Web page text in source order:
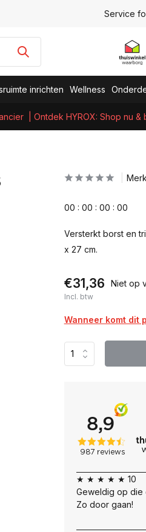
Service
inrichten Wellness
| Ontdek HYROX: Shop nu
00 : 00 : 00 : 00
Versterkt borst en
x 27 cm.
€31,36 Niet op
Incl. btw
Wanneer komt dit
★ ★ ★ ★ ★ 10
Geweldig op die
Zo door gaan!